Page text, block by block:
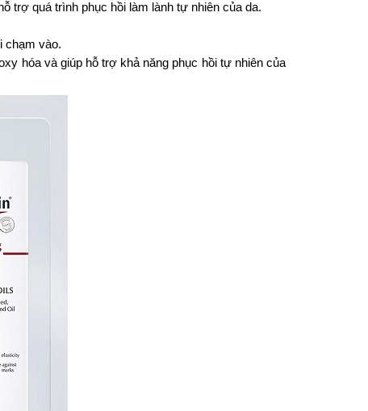
trợ quá trình phục hồi làm lành tự nhiên của da.
chạm vào.
hóa và giúp hỗ trợ khả năng phục hồi tự nhiên của